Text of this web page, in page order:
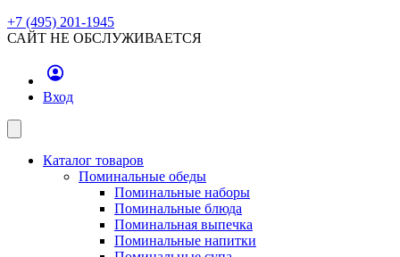
+7 (495) 201-1945
САЙТ НЕ ОБСЛУЖИВАЕТСЯ
Вход
Каталог товаров
Поминальные обеды
Поминальные наборы
Поминальные блюда
Поминальная выпечка
Поминальные напитки